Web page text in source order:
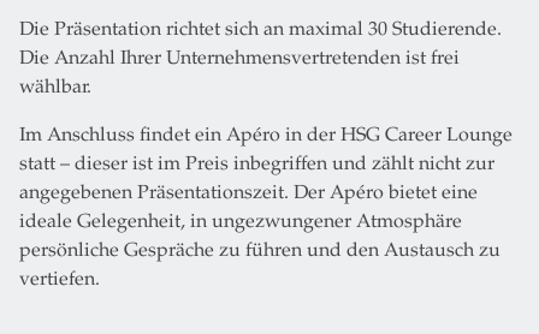
Die Präsentation richtet sich an maximal 30 Studierende.
Die Anzahl Ihrer Unternehmensvertretenden ist frei
wählbar.
Im Anschluss findet ein Apéro in der HSG Career Lounge
statt – dieser ist im Preis inbegriffen und zählt nicht zur
angegebenen Präsentationszeit. Der Apéro bietet eine
ideale Gelegenheit, in ungezwungener Atmosphäre
persönliche Gespräche zu führen und den Austausch zu
vertiefen.